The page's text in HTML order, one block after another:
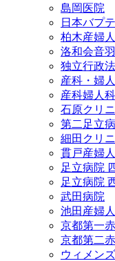
島岡医院
日本バプ
柏木産婦
洛和会音
独立行政
産科・婦
産科婦人
石原クリ
第二足立
細田クリ
貫戸産婦
足立病院
足立病院
武田病院
池田産婦
京都第一
京都第二
ウィメン